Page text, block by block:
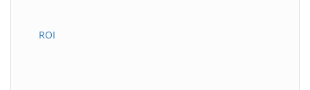
ROI